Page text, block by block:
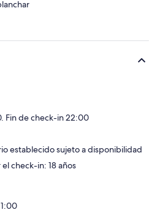
Fin de check-in 22:00
establecido sujeto a disponibilidad
check-in: 18 años